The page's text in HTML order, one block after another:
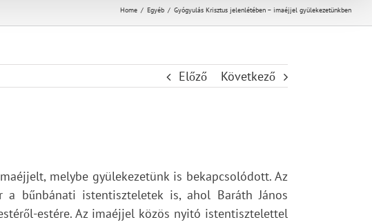
Home / Egyéb / Gyógyulás Krisztus jelenlétében – imaéjjel gyülekezetünkben
Előző Következő
melybe gyülekezetünk is bekapcsolódott. Az
bűnbánati istentiszteletek is, ahol Baráth János
estére. Az imaéjjel közös nyitó istentisztelettel